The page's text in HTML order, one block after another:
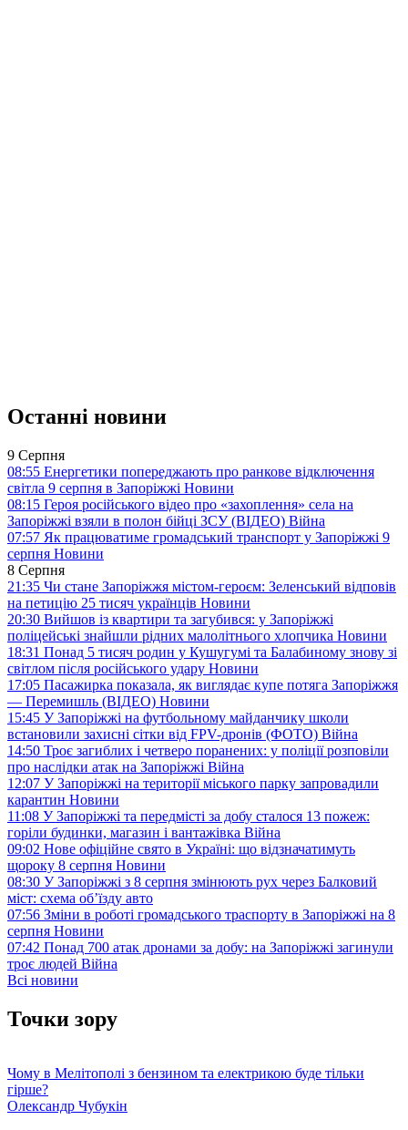
Останні новини
9 Серпня
08:55 Енергетики попереджають про ранкове відключення
світла 9 серпня в Запоріжжі Новини
08:15 Героя російського відео про «захоплення» села на
Запоріжжі взяли в полон бійці ЗСУ (ВІДЕО) Війна
07:57 Як працюватиме громадський транспорт у Запоріжжі 9
серпня Новини
8 Серпня
21:35 Чи стане Запоріжжя містом-героєм: Зеленський відповів
на петицію 25 тисяч українців Новини
20:30 Вийшов із квартири та загубився: у Запоріжжі
поліцейські знайшли рідних малолітнього хлопчика Новини
18:31 Понад 5 тисяч родин у Кушугумі та Балабиному знову зі
світлом після російського удару Новини
17:05 Пасажирка показала, як виглядає купе потяга Запоріжжя
— Перемишль (ВІДЕО) Новини
15:45 У Запоріжжі на футбольному майданчику школи
встановили захисні сітки від FPV-дронів (ФОТО) Війна
14:50 Троє загиблих і четверо поранених: у поліції розповіли
про наслідки атак на Запоріжжі Війна
12:07 У Запоріжжі на території міського парку запровадили
карантин Новини
11:08 У Запоріжжі та передмісті за добу сталося 13 пожеж:
горіли будинки, магазин і вантажівка Війна
09:02 Нове офіційне свято в Україні: що відзначатимуть
щороку 8 серпня Новини
08:30 У Запоріжжі з 8 серпня змінюють рух через Балковий
міст: схема об’їзду авто
07:56 Зміни в роботі громадського траспорту в Запоріжжі на 8
серпня Новини
07:42 Понад 700 атак дронами за добу: на Запоріжжі загинули
троє людей Війна
Всі новини
Точки зору
Чому в Мелітополі з бензином та електрикою буде тільки
гірше?
Олександр Чубукін